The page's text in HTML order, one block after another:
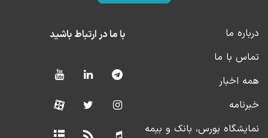
درباره ما
تماس با ما
همه اخبار
خبرنامه
نمایشگاه بورس، بانک و بیمه
با ما در ارتباط باشید